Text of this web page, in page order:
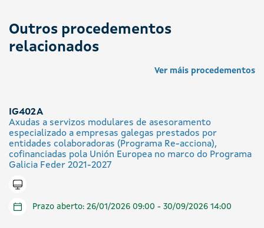
Outros procedementos
relacionados
Ver máis procedementos
IG402A
Axudas a servizos modulares de asesoramento
especializado a empresas galegas prestados por
entidades colaboradoras (Programa Re-acciona),
cofinanciadas pola Unión Europea no marco do Programa
Galicia Feder 2021-2027
Tramitar en liña
Prazo aberto: 26/01/2026 09:00 - 30/09/2026 14:00